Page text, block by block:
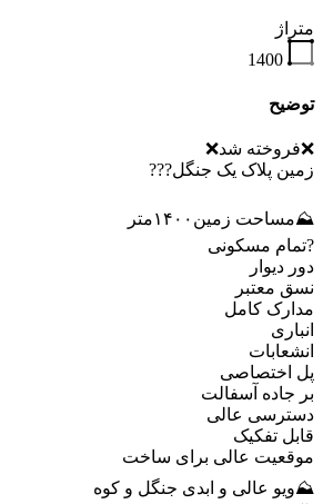
متراژ
1400
توضیح
❌️فروخته شد❌️
زمین پلاک یک جنگل???
⛰مساحت زمین۱۴۰۰متر
?تمام مسکونی
دور دیوار
نسق معتبر
مدارک کامل
انباری
انشعابات
پل اختصاصی
بر جاده آسفالت
دسترسی عالی
قابل تفکیک
موقعیت عالی برای ساخت
⛰ویو عالی و ابدی جنگل و کوه